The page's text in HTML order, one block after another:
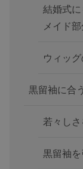
結婚式
メイド
ウィッ
黒留袖に合
若々し
黒留袖